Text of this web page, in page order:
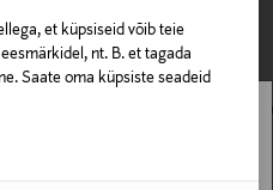
et küpsiseid võib teie
nt. B. et tagada
Saate oma küpsiste seadeid
saadaval.